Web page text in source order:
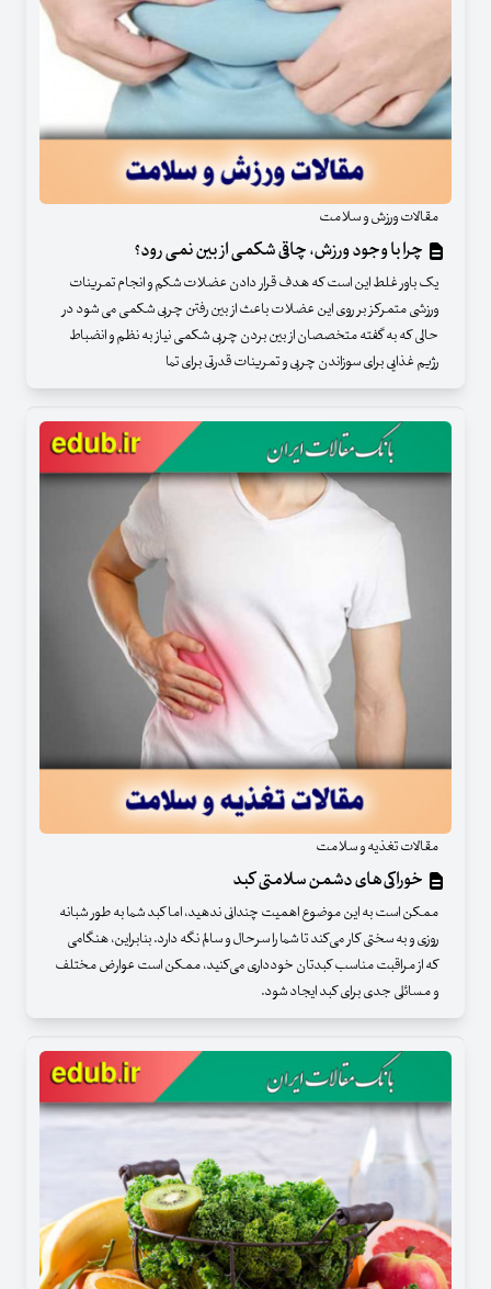
مقالات ورزش و سلامت
چرا با وجود ورزش، چاقی شکمی از بین نمی رود؟
یک باور غلط این است که هدف قرار دادن عضلات شکم و انجام تمرینات
ورزشی متمرکز بر روی این عضلات باعث از بین رفتن چربی شکمی می شود در
حالی که به گفته متخصصان از بین بردن چربی شکمی نیاز به نظم و انضباط
رژیم غذایی برای سوزاندن چربی و تمرینات قدرتی برای تما
مقالات تغذیه و سلامت
خوراکی‌های دشمن سلامتی کبد
ممکن است به این موضوع اهمیت چندانی ندهید، اما کبد شما به طور شبانه
روزی و به سختی کار می‌کند تا شما را سرحال و سالم نگه دارد. بنابراین، هنگامی
که از مراقبت مناسب کبدتان خودداری می‌کنید، ممکن است عوارض مختلف
و مسائلی جدی برای کبد ایجاد شود.